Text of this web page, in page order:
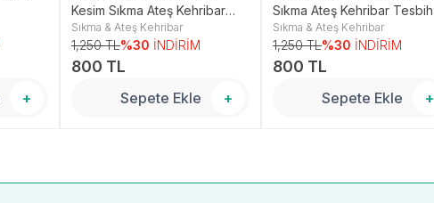
+
Kesim Sıkma Ateş Kehribar
Tesbih
Sıkma & Ateş Kehribar
1,250 TL%30 İNDİRİM
800 TL
Sepete Ekle +
Sıkma Ateş Kehribar Tesbih
Sıkma & Ateş Kehribar
1,250 TL%30 İNDİRİM
800 TL
Sepete Ekle +